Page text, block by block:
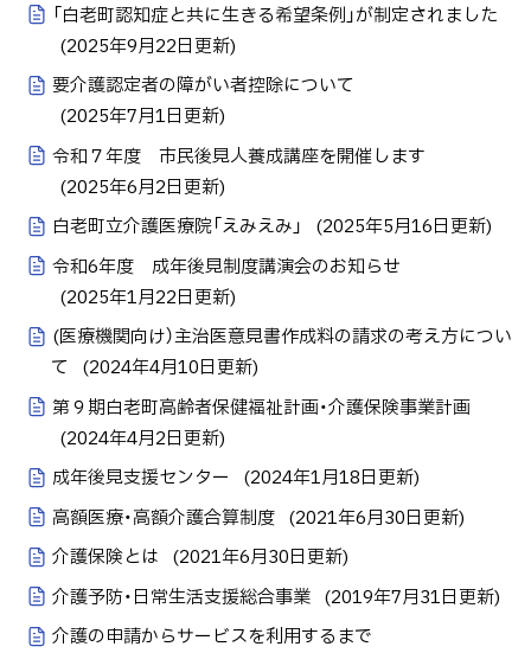
「白老町認知症と共に生きる希望条例」が制定されました
(2025年9月22日更新)
要介護認定者の障がい者控除について
(2025年7月1日更新)
令和７年度 市民後見人養成講座を開催します
(2025年6月2日更新)
白老町立介護医療院「えみえみ」
(2025年5月16日更新)
令和6年度 成年後見制度講演会のお知らせ
(2025年1月22日更新)
(医療機関向け）主治医意見書作成料の請求の考え方につい
て (2024年4月10日更新)
第９期白老町高齢者保健福祉計画・介護保険事業計画
(2024年4月2日更新)
成年後見支援センター
(2024年1月18日更新)
高額医療・高額介護合算制度 (2021年6月30日更新)
介護保険とは (2021年6月30日更新)
介護予防・日常生活支援総合事業 (2019年7月31日更新)
介護の申請からサービスを利用するまで